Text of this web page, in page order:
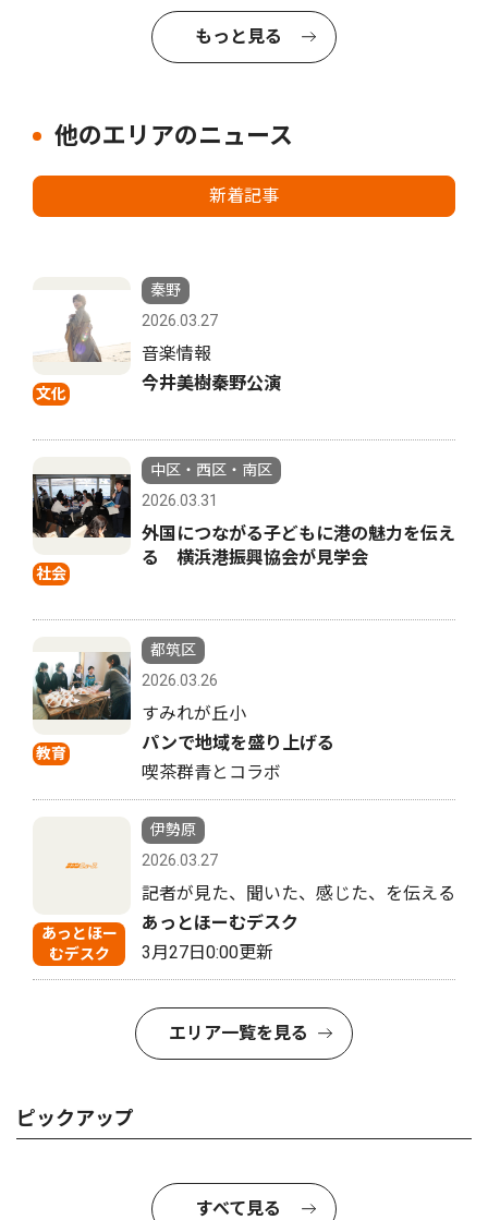
もっと見る
他のエリアのニュース
新着記事
文化
秦野
2026.03.27
音楽情報
今井美樹秦野公演
社会
中区・西区・南区
2026.03.31
外国につながる子どもに港の魅力を伝え
る 横浜港振興協会が見学会
教育
都筑区
2026.03.26
すみれが丘小
パンで地域を盛り上げる
喫茶群青とコラボ
あっとほー
むデスク
伊勢原
2026.03.27
記者が見た、聞いた、感じた、を伝える
あっとほーむデスク
3月27日0:00更新
エリア一覧を見る
ピックアップ
すべて見る